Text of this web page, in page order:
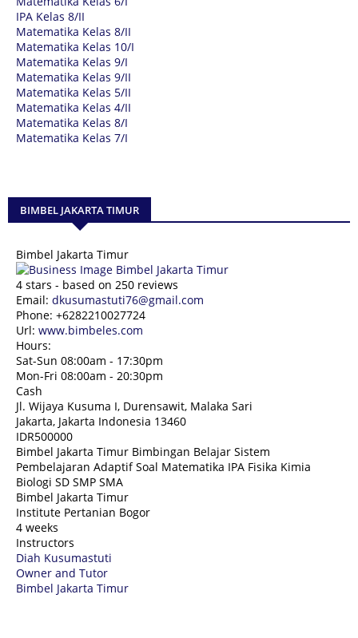
IPA Kelas 8/II
Matematika Kelas 8/II
Matematika Kelas 10/I
Matematika Kelas 9/I
Matematika Kelas 9/II
Matematika Kelas 5/II
Matematika Kelas 4/II
Matematika Kelas 8/I
Matematika Kelas 7/I
BIMBEL JAKARTA TIMUR
Bimbel Jakarta Timur
4 stars - based on 250 reviews
Email: dkusumastuti76@gmail.com
Phone: +6282210027724
Url: www.bimbeles.com
Hours:
Sat-Sun 08:00am - 17:30pm
Mon-Fri 08:00am - 20:30pm
Cash
Jl. Wijaya Kusuma I, Durensawit, Malaka Sari
Jakarta, Jakarta Indonesia 13460
IDR500000
Bimbel Jakarta Timur Bimbingan Belajar Sistem
Pembelajaran Adaptif Soal Matematika IPA Fisika Kimia
Biologi SD SMP SMA
Bimbel Jakarta Timur
Institute Pertanian Bogor
4 weeks
Instructors
Diah Kusumastuti
Owner and Tutor
Bimbel Jakarta Timur